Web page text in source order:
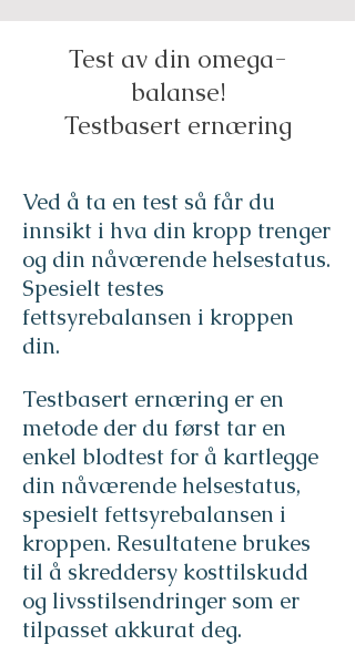
Test av din omega-
balanse!
Testbasert ernæring
Ved å ta en test så får du
innsikt i hva din kropp trenger
og din nåværende helsestatus.
Spesielt testes
fettsyrebalansen i kroppen
din.
Testbasert ernæring er en
metode der du først tar en
enkel blodtest for å kartlegge
din nåværende helsestatus,
spesielt fettsyrebalansen i
kroppen. Resultatene brukes
til å skreddersy kosttilskudd
og livsstilsendringer som er
tilpasset akkurat deg.